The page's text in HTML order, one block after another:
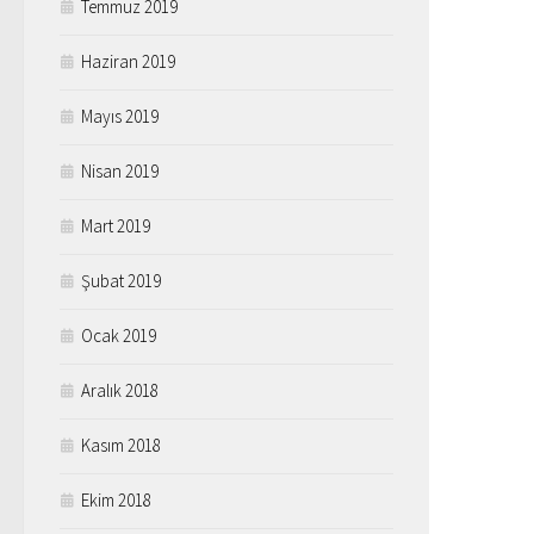
Temmuz 2019
Haziran 2019
Mayıs 2019
Nisan 2019
Mart 2019
Şubat 2019
Ocak 2019
Aralık 2018
Kasım 2018
Ekim 2018